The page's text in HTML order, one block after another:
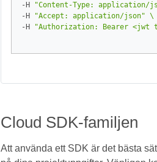
-H
"Content-Type: application/
-H
"Accept: application/json"
-H
"Authorization: Bearer <jwt
Cloud SDK-familjen
Att använda ett SDK är det bästa